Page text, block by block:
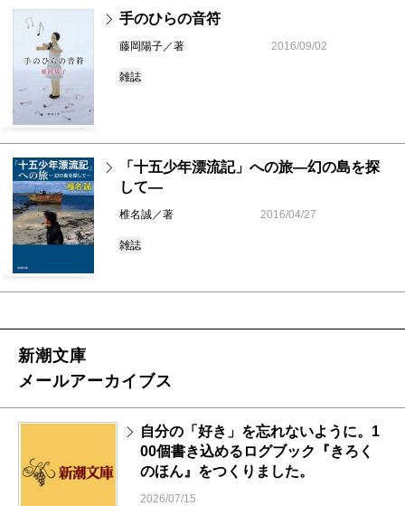
手のひらの音符
藤岡陽子／著 2016/09/02
雑誌
「十五少年漂流記」への旅―幻の島を探
して―
椎名誠／著 2016/04/27
雑誌
新潮文庫
メールアーカイブス
自分の「好き」を忘れないように。1
00個書き込めるログブック『きろく
のほん』をつくりました。
2026/07/15